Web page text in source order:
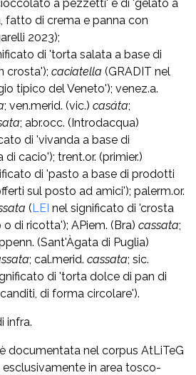
a pezzetti' e di 'gelato a
di crema e panna con
2023);
di 'torta salata a base di
crosta'); caciatella (GRADIT nel
tipico del Veneto'); venez.a.
; ven.merid. (vic.) casáta;
; abr.occ. (Introdacqua)
di 'vivanda a base di
cacio'); trent.or. (primier.)
di 'pasto a base di prodotti
sul posto ad amici'); palerm.or.
(LEI nel significato di 'crosta
di ricotta'); APiem. (Bra) cassata;
(Sant'Àgata di Puglia)
; cal.merid. cassata; sic.
di 'torta dolce di pan di
di forma circolare').
infra.
è documentata nel corpus AtLiTeG
in area tosco-